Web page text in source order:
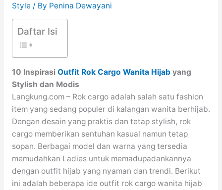
Style/ By Penina Dewayani
Daftar Isi
10 Inspirasi Outfit Rok Cargo Wanita Hijabyang
Stylish dan Modis
Langkung.com – Rok cargo adalah salah satu fashion
item yang sedang populer di kalangan wanita berhijab.
Dengan desain yang praktis dan tetap stylish, rok
cargo memberikan sentuhan kasual namun tetap
sopan. Berbagai model dan warna yang tersedia
memudahkan Ladies untuk memadupadankannya
dengan outfit hijab yang nyaman dan trendi. Berikut
ini adalah beberapa ide outfit rok cargo wanita hijab